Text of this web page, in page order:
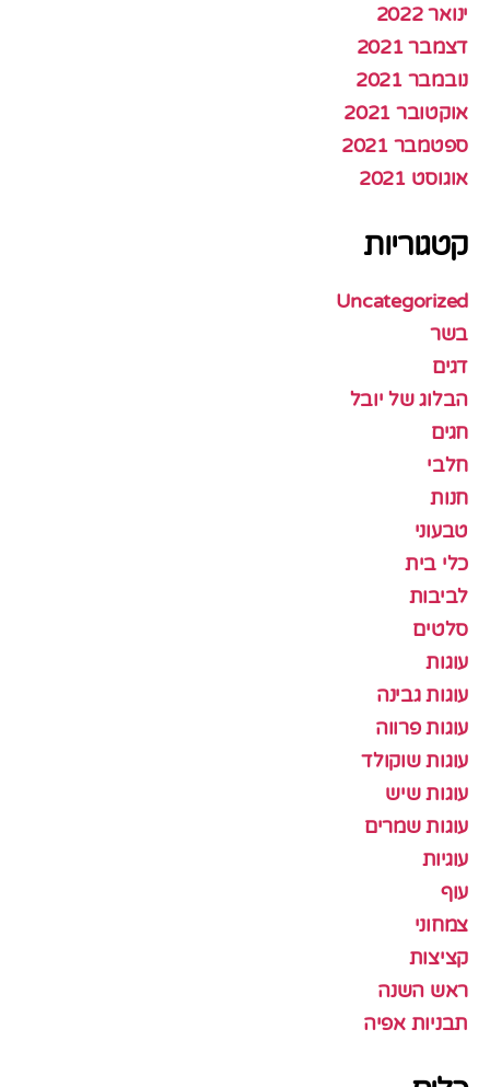
ינואר 2022
דצמבר 2021
נובמבר 2021
אוקטובר 2021
ספטמבר 2021
אוגוסט 2021
קטגוריות
Uncategorized
בשר
דגים
הבלוג של יובל
חגים
חלבי
חנות
טבעוני
כלי בית
לביבות
סלטים
עוגות
עוגות גבינה
עוגות פרווה
עוגות שוקולד
עוגות שיש
עוגות שמרים
עוגיות
עוף
צמחוני
קציצות
ראש השנה
תבניות אפיה